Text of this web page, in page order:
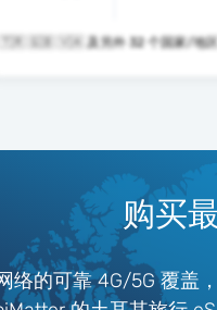
🇹🇷 🇬🇧 🇻🇦 及另外 32 个国家/地区
购买
络的可靠 4G/5G 覆